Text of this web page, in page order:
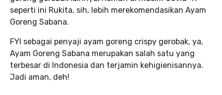
seperti ini Rukita, sih, lebih merekomendasikan Ayam
Goreng Sabana.
FYI sebagai penyaji ayam goreng crispy gerobak, ya,
Ayam Goreng Sabana merupakan salah satu yang
terbesar di Indonesia dan terjamin kehigienisannya.
Jadi aman, deh!